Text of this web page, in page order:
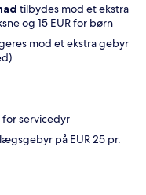
tilbydes mod et ekstra
og 15 EUR for børn
mod et ekstra gebyr
servicedyr
på EUR 25 pr.